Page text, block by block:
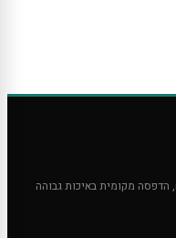
הדפסה מקומית באיכות גבוהה